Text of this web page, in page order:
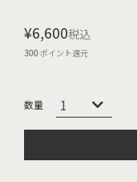
¥6,600税込
300ポイント還元